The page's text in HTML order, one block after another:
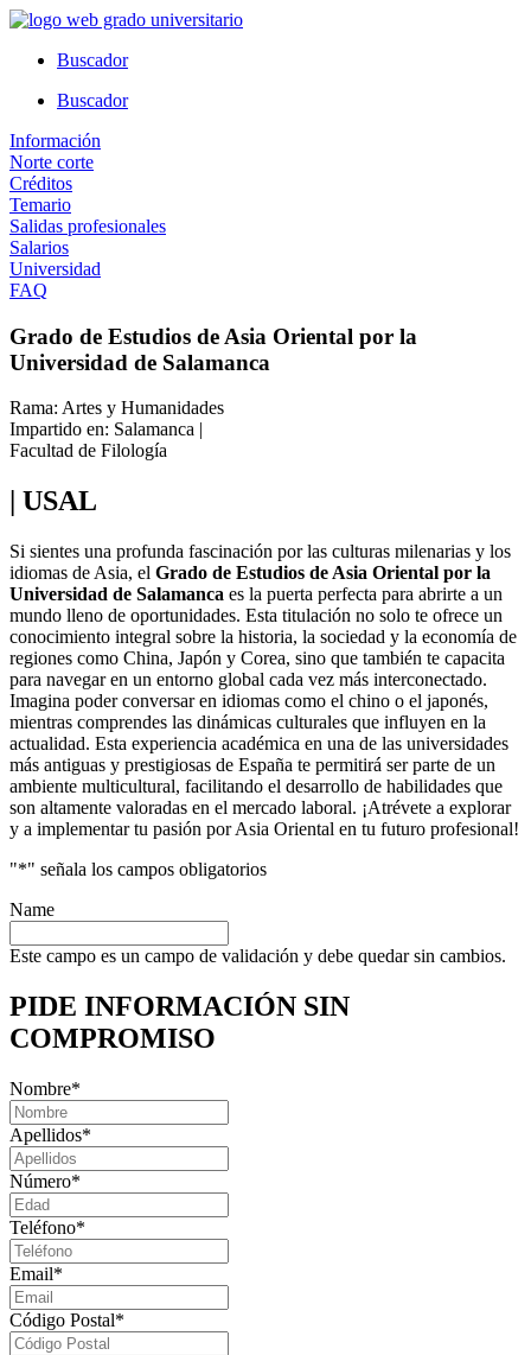
Ir
contenidoBuscador
Buscador
Información
Norte corte
Créditos
Temario
Salidas profesionales
Salarios
Universidad
FAQ
Grado de Estudios de Asia Oriental por la
Universidad de Salamanca
Rama: Artes y Humanidades
Impartido en: Salamanca |
Facultad de Filología
| USAL
Si sientes una profunda fascinación por las culturas milenarias y los
idiomas de Asia, el Grado de Estudios de Asia Oriental por la
Universidad de Salamanca es la puerta perfecta para abrirte a un
mundo lleno de oportunidades. Esta titulación no solo te ofrece un
conocimiento integral sobre la historia, la sociedad y la economía de
regiones como China, Japón y Corea, sino que también te capacita
para navegar en un entorno global cada vez más interconectado.
Imagina poder conversar en idiomas como el chino o el japonés,
mientras comprendes las dinámicas culturales que influyen en la
actualidad. Esta experiencia académica en una de las universidades
más antiguas y prestigiosas de España te permitirá ser parte de un
ambiente multicultural, facilitando el desarrollo de habilidades que
son altamente valoradas en el mercado laboral. ¡Atrévete a explorar
y a implementar tu pasión por Asia Oriental en tu futuro profesional!
"*" señala los campos obligatorios
Name
Este campo es un campo de validación y debe quedar sin cambios.
PIDE INFORMACIÓN SIN
COMPROMISO
Nombre*
Apellidos*
Número*
Teléfono*
Email*
Código Postal*